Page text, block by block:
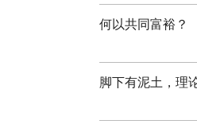
何以共同富裕？
脚下有泥土，理